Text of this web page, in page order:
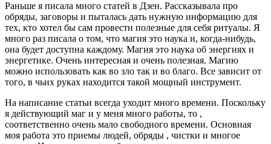
Раньше я писала много статей в Дзен. Рассказывала про
обряды, заговоры и пыталась дать нужную информацию для
тех, кто хотел бы сам провести полезные для себя ритуалы. Я
много раз писала о том, что магия это наука и, когда-нибудь,
она будет доступна каждому. Магия это наука об энергиях и
энергетике. Очень интересная и очень полезная. Магию
можно использовать как во зло так и во благо. Все зависит от
того, в чьих руках находится такой мощный инструмент.
На написание статьи всегда уходит много времени. Поскольку
я действующий маг и у меня много работы, то ,
соответственно очень мало свободного времени. Основная
моя работа это приемы людей, обряды , чистки и многое